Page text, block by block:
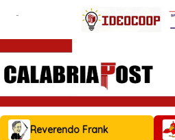
contenuto
Reverendo Frank